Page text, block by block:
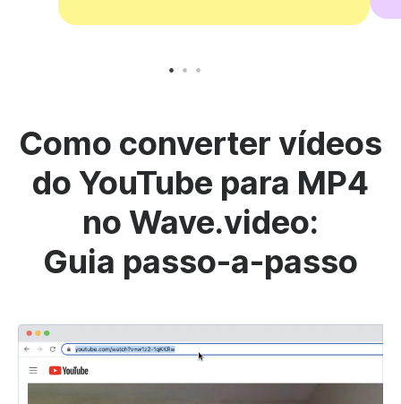
Como converter vídeos
do YouTube para MP4
no Wave.video:
Guia passo-a-passo